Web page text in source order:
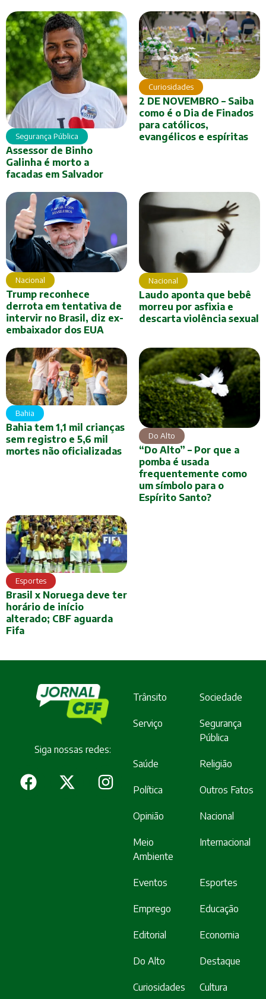
Segurança Pública
Assessor de Binho
Galinha é morto a
facadas em Salvador
Curiosidades
2 DE NOVEMBRO – Saiba
como é o Dia de Finados
para católicos,
evangélicos e espíritas
Nacional
Trump reconhece
derrota em tentativa de
intervir no Brasil, diz ex-
embaixador dos EUA
Nacional
Laudo aponta que bebê
morreu por asfixia e
descarta violência sexual
Bahia
Bahia tem 1,1 mil crianças
sem registro e 5,6 mil
mortes não oficializadas
Do Alto
“Do Alto” – Por que a
pomba é usada
frequentemente como
um símbolo para o
Espírito Santo?
Esportes
Brasil x Noruega deve ter
horário de início
alterado; CBF aguarda
Fifa
Siga nossas redes:
Trânsito Sociedade
Serviço
Segurança
Pública
Saúde Religião
Política Outros Fatos
Opinião Nacional
Meio
Ambiente
Internacional
Eventos Esportes
Emprego Educação
Editorial Economia
Do Alto Destaque
Curiosidades Cultura